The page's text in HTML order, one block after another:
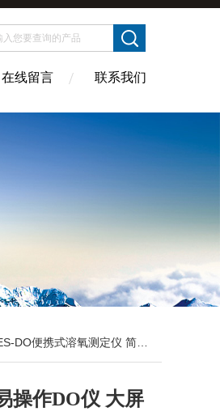
在线留言 联系我们
DO便携式溶氧测定仪 简易操作DO仪 大屏显示
操作DO仪 大屏